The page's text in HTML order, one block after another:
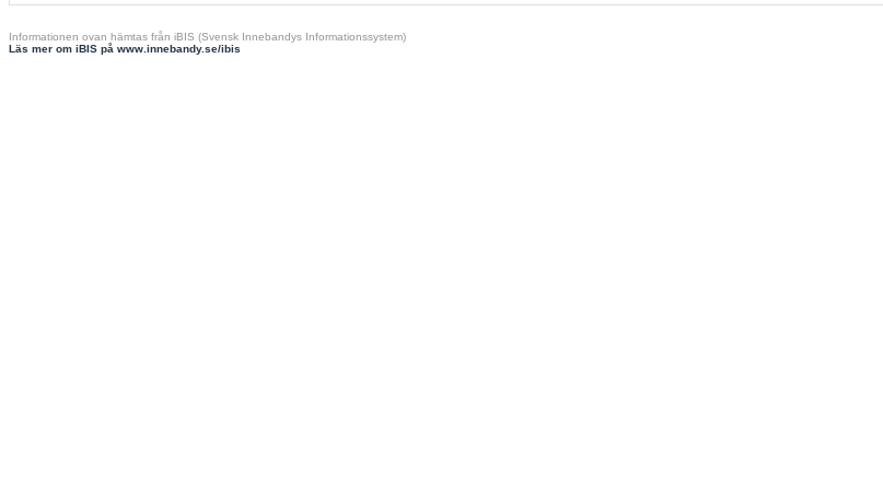
Informationen ovan hämtas från iBIS (Svensk Innebandys Informationssystem)
Läs mer om iBIS på www.innebandy.se/ibis